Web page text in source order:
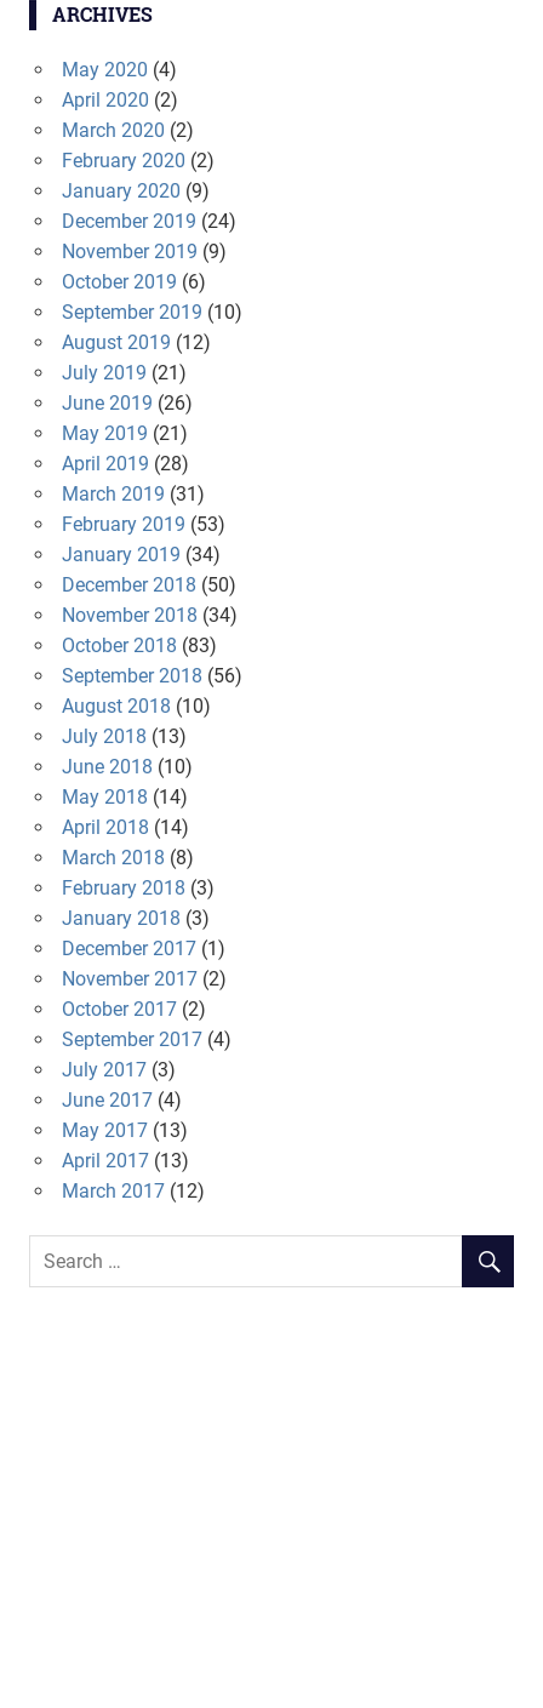
ARCHIVES
May 2020 (4)
April 2020 (2)
March 2020 (2)
February 2020 (2)
January 2020 (9)
December 2019 (24)
November 2019 (9)
October 2019 (6)
September 2019 (10)
August 2019 (12)
July 2019 (21)
June 2019 (26)
May 2019 (21)
April 2019 (28)
March 2019 (31)
February 2019 (53)
January 2019 (34)
December 2018 (50)
November 2018 (34)
October 2018 (83)
September 2018 (56)
August 2018 (10)
July 2018 (13)
June 2018 (10)
May 2018 (14)
April 2018 (14)
March 2018 (8)
February 2018 (3)
January 2018 (3)
December 2017(1)
November 2017(2)
October 2017(2)
September 2017(4)
July 2017(3)
June 2017(4)
May 2017(13)
April 2017(13)
March 2017(12)